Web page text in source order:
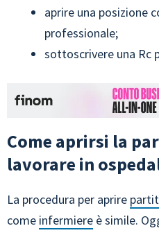
aprire una posizione
professionale;
sottoscrivere una Rc
Come aprirsi la
lavorare in
La procedura per aprire
come infermiere è simile.